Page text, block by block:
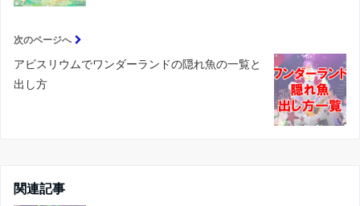
次のページへ
アビスリウムでワンダーランドの隠れ魚の一覧と
出し方
関連記事